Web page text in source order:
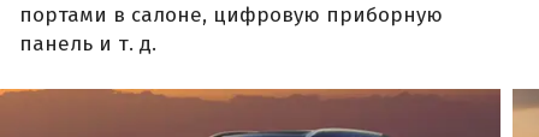
портами в салоне, цифровую приборную
панель и т. д.